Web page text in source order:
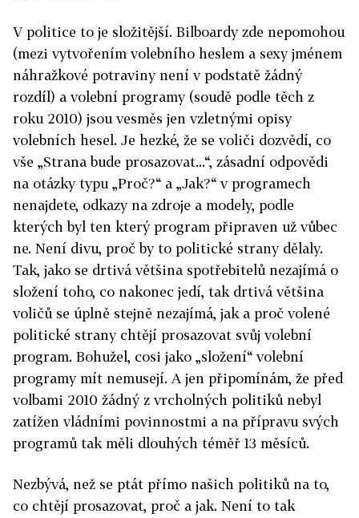
V politice to je složitější. Bilboardy zde nepomohou
(mezi vytvořením volebního heslem a sexy jménem
náhražkové potraviny není v podstatě žádný
rozdíl) a volební programy (soudě podle těch z
roku 2010) jsou vesměs jen vzletnými opisy
volebních hesel. Je hezké, že se voliči dozvědí, co
vše „Strana bude prosazovat...“, zásadní odpovědi
na otázky typu „Proč?“ a „Jak?“ v programech
nenajdete, odkazy na zdroje a modely, podle
kterých byl ten který program připraven už vůbec
ne. Není divu, proč by to politické strany dělaly.
Tak, jako se drtivá většina spotřebitelů nezajímá o
složení toho, co nakonec jedí, tak drtivá většina
voličů se úplně stejně nezajímá, jak a proč volené
politické strany chtějí prosazovat svůj volební
program. Bohužel, cosi jako „složení“ volební
programy mít nemusejí. A jen připomínám, že před
volbami 2010 žádný z vrcholných politiků nebyl
zatížen vládními povinnostmi a na přípravu svých
programů tak měli dlouhých téměř 13 měsíců.
Nezbývá, než se ptát přímo našich politiků na to,
co chtějí prosazovat, proč a jak. Není to tak